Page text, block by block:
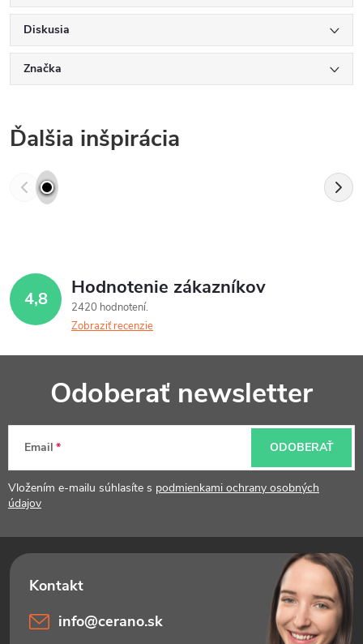
Diskusia
Značka
Ďalšia inšpirácia
4,8 Hodnotenie zákazníkov
2420 hodnotení
Zobraziť recenzie
p
ä
i
e
Odoberať newsletter
Email
Vložením e-mailu súhlasíte s podmienkami ochrany osobných
údajov
ODOBERAŤ
info@cerano.sk